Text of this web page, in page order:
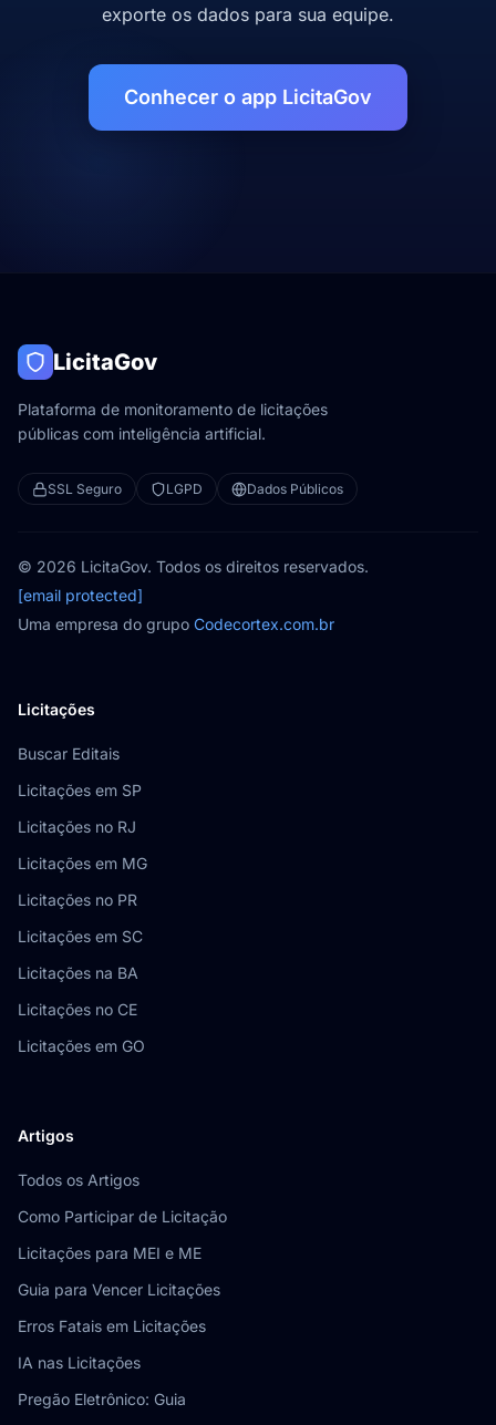
exporte os dados para sua equipe.
Conhecer o app LicitaGov
LicitaGov
Plataforma de monitoramento de licitações
públicas com inteligência artificial.
SSL Seguro LGPD Dados Públicos
© 2026 LicitaGov. Todos os direitos reservados.
[email protected]
Uma empresa do grupo Codecortex.com.br
Licitações
Buscar Editais
Licitações em SP
Licitações no RJ
Licitações em MG
Licitações no PR
Licitações em SC
Licitações na BA
Licitações no CE
Licitações em GO
Artigos
Todos os Artigos
Como Participar de Licitação
Licitações para MEI e ME
Guia para Vencer Licitações
Erros Fatais em Licitações
IA nas Licitações
Pregão Eletrônico: Guia